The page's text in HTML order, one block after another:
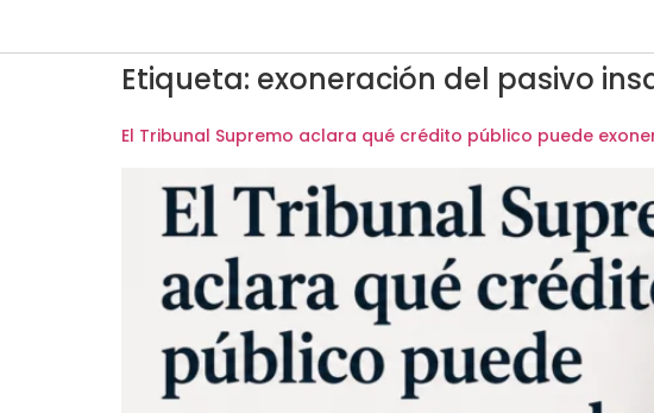
Etiqueta: exoneración del pasivo
El Tribunal Supremo aclara qué crédito público puede